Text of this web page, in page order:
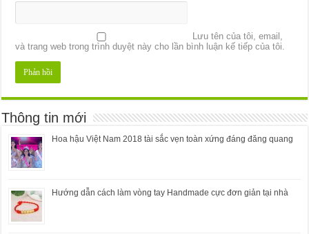
Lưu tên của tôi, email,
và trang web trong trình duyệt này cho lần bình luận kế tiếp của tôi.
Thông tin mới
Hoa hậu Việt Nam 2018 tài sắc vẹn toàn xứng đáng đăng quang
Hướng dẫn cách làm vòng tay Handmade cực đơn giản tại nhà